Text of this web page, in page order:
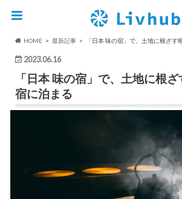
HOME 最新記事 「日本 味の宿」で、土地に根ざす
2023.06.16
「日本 味の宿」で、土地に根
宿に泊まる